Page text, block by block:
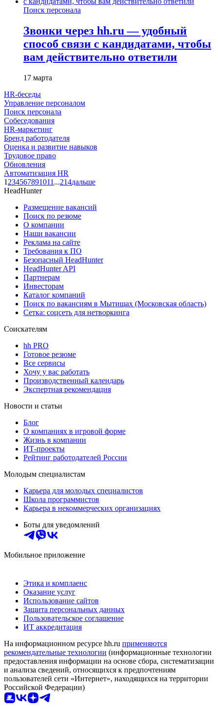
Поиск персонала
Звонки через hh.ru — удобный
способ связи с кандидатами, чтобы
вам действительно ответили
17 марта
HR-беседы
Управление персоналом
Поиск персонала
Собеседования
HR-маркетинг
Бренд работодателя
Оценка и развитие навыков
Трудовое право
Обновления
Автоматизация HR
1 234567891011 ...214дальше
HeadHunter
Размещение вакансий
Поиск по резюме
О компании
Наши вакансии
Реклама на сайте
Требования к ПО
Безопасный HeadHunter
HeadHunter API
Партнерам
Инвесторам
Каталог компаний
Поиск по вакансиям в Мытищах (Московская область)
Сетка: соцсеть для нетворкинга
Соискателям
hh PRO
Готовое резюме
Все сервисы
Хочу у вас работать
Производственный календарь
Экспертная рекомендация
Новости и статьи
Блог
О компаниях в игровой форме
Жизнь в компании
ИТ-проекты
Рейтинг работодателей России
Молодым специалистам
Карьера для молодых специалистов
Школа программистов
Карьера в некоммерческих организациях
Боты для уведомлений
Мобильное приложение
Этика и комплаенс
Оказание услуг
Использование сайтов
Защита персональных данных
Пользовательское соглашение
ИТ аккредитация
На информационном ресурсе hh.ru применяются
рекомендательные технологии (информационные технологии
предоставления информации на основе сбора, систематизации
и анализа сведений, относящихся к предпочтениям
пользователей сети «Интернет», находящихся на территории
Российской Федерации)